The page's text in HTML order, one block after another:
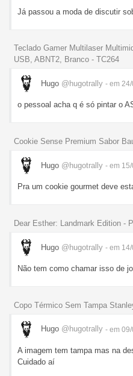
Já passou a moda de discutir
Teclado Gamer Multilaser
USB, ABNT2, Branco - TC264
Hugo @hugotrally - em
o pessoal acha q é só pintar o
Cookie Sense Premium Sabor
Hugo @hugotrally - em
Pra um cookie gourmet deve
Dear Esther: Landmark Edition -
Hugo @hugotrally - em
Não tem como chamar isso de
Copo Térmico Sem Tampa
Hugo @hugotrally - em
A imagem tem tampa mas na
Cuidado aí